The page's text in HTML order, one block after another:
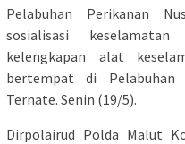
Pelabuhan Perikanan
sosialisasi
kelengkapan alat
bertempat di Pelabuhan
Ternate. Senin (19/5).
Dirpolairud Polda Malut